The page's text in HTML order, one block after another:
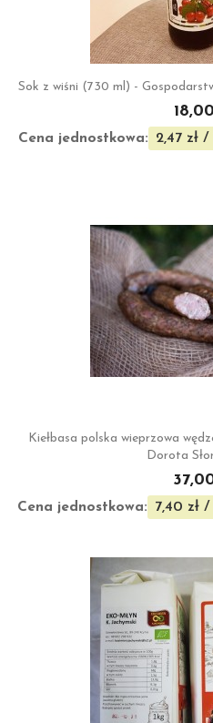
Sok z wiśni (730 ml) -
Cena jednostkowa: 2,47 zł /
Kiełbasa polska wieprzowa
Dorota
Cena jednostkowa: 7,40 zł